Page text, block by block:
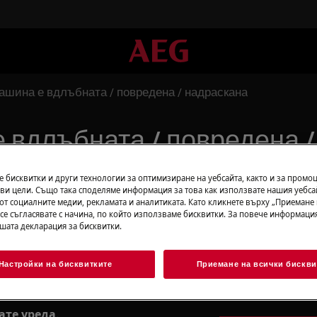
е вдлъбната / повредена / надраскана
/ повредена
уреда:
за да го уведомите, че
телефонния номер на
за доставка.
Намерете
потребителя
Намерете
информация и
бисквитки и други технологии за оптимизиране на уебсайта, както и за
цели. Също така споделяме информация за това как използвате нашия
социалните медии, рекламата и аналитиката. Като кликнете върху „Приемане
съгласявате с начина, по който използваме бисквитки. За повече
декларация за бисквитки.
Настройки на бисквитките Приемане на всички